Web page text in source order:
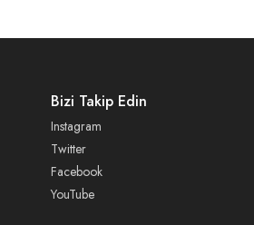
Bizi Takip Edin
Instagram
Twitter
Facebook
YouTube